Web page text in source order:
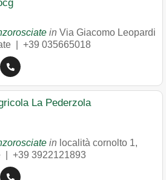
in Via Giacomo Leopardi
+39 035665018
La Pederzola
in località cornolto 1,
+39 3922121893